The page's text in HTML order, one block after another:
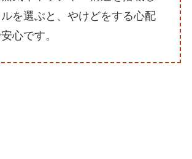
を選ぶと、やけどをする心配
心です。